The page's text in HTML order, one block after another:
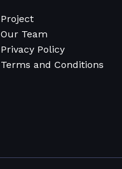
Project
Our Team
Privacy Policy
Terms and Conditions